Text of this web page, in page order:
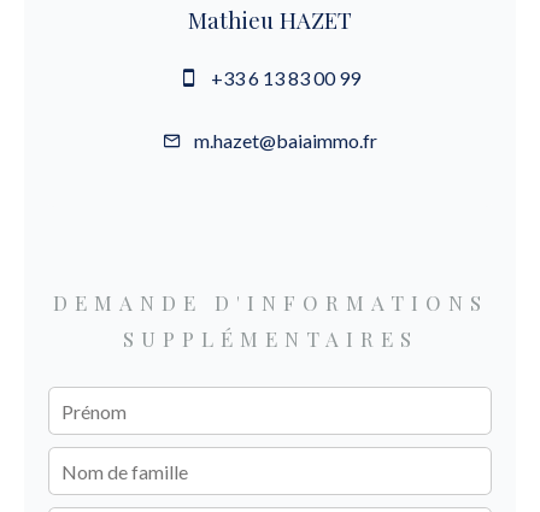
Mathieu HAZET
+33 6 13 83 00 99
m.hazet@baiaimmo.fr
DEMANDE D'INFORMATIONS
SUPPLÉMENTAIRES